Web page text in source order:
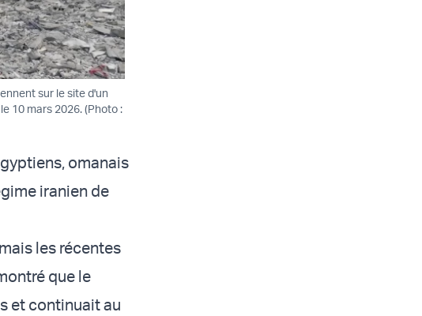
sur le site d'un
10 mars 2026. (Photo :
omanais
iranien de
les récentes
que le
et continuait au